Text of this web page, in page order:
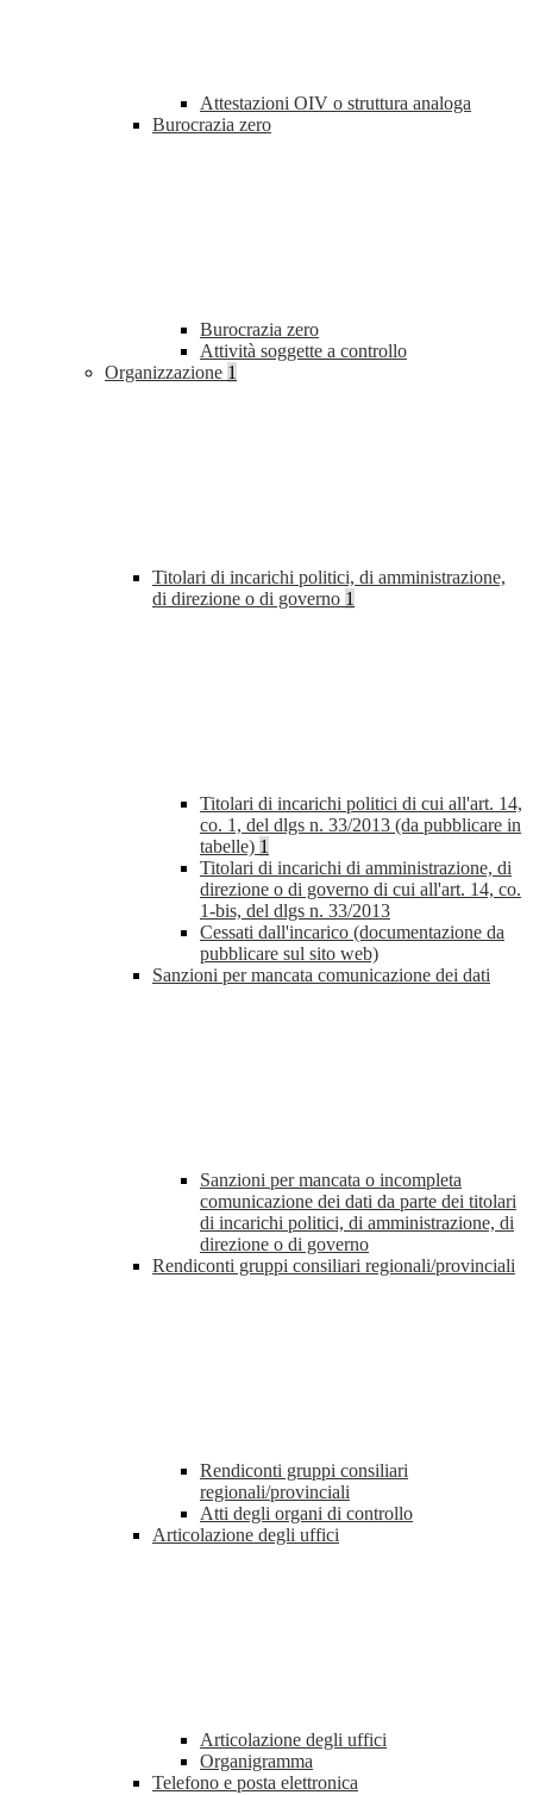
Attestazioni OIV o struttura analoga
Burocrazia zero
Burocrazia zero
Attività soggette a controllo
Organizzazione 1
Titolari di incarichi politici, di amministrazione,
di direzione o di governo 1
Titolari di incarichi politici di cui all'art. 14,
co. 1, del dlgs n. 33/2013 (da pubblicare in
tabelle) 1
Titolari di incarichi di amministrazione, di
direzione o di governo di cui all'art. 14, co.
1-bis, del dlgs n. 33/2013
Cessati dall'incarico (documentazione da
pubblicare sul sito web)
Sanzioni per mancata comunicazione dei dati
Sanzioni per mancata o incompleta
comunicazione dei dati da parte dei titolari
di incarichi politici, di amministrazione, di
direzione o di governo
Rendiconti gruppi consiliari regionali/provinciali
Rendiconti gruppi consiliari
regionali/provinciali
Atti degli organi di controllo
Articolazione degli uffici
Articolazione degli uffici
Organigramma
Telefono e posta elettronica